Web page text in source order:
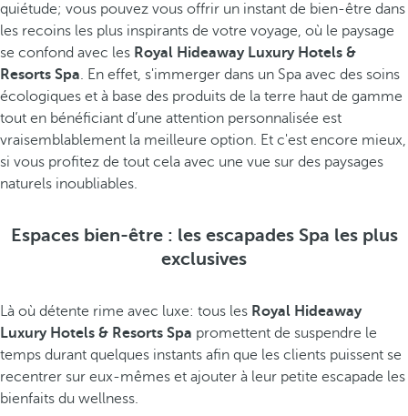
quiétude; vous pouvez vous offrir un instant de bien-être dans
les recoins les plus inspirants de votre voyage, où le paysage
se confond avec les Royal Hideaway Luxury Hotels &
Resorts Spa. En effet, s'immerger dans un Spa avec des soins
écologiques et à base des produits de la terre haut de gamme
tout en bénéficiant d’une attention personnalisée est
vraisemblablement la meilleure option. Et c'est encore mieux,
si vous profitez de tout cela avec une vue sur des paysages
naturels inoubliables.
Espaces bien-être : les escapades Spa les plus
exclusives
Là où détente rime avec luxe: tous les Royal Hideaway
Luxury Hotels & Resorts Spa promettent de suspendre le
temps durant quelques instants afin que les clients puissent se
recentrer sur eux-mêmes et ajouter à leur petite escapade les
bienfaits du wellness.